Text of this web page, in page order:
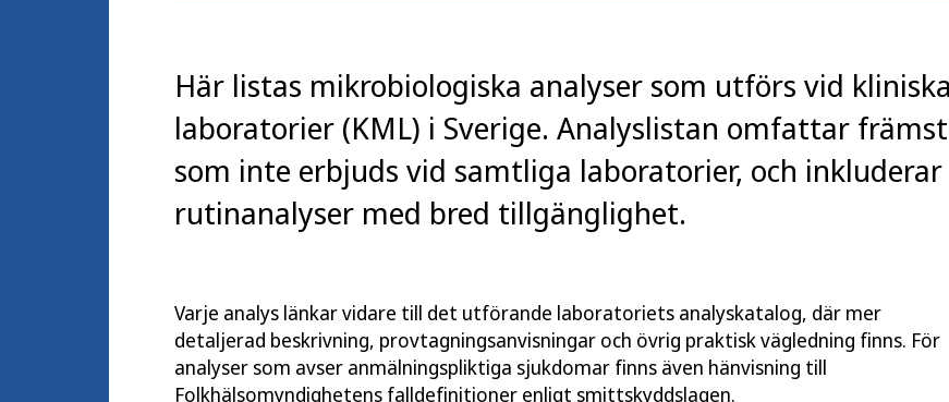
Här listas mikrobiologiska analyser som utförs vid
laboratorier (KML) i Sverige. Analyslistan omfattar
som inte erbjuds vid samtliga laboratorier, och
rutinanalyser med bred tillgänglighet.
Varje analys länkar vidare till det utförande laboratoriets analyskatalog, där mer
detaljerad beskrivning, provtagningsanvisningar och övrig praktisk vägledning finns. För
analyser som avser anmälningspliktiga sjukdomar finns även hänvisning till
Folkhälsomyndighetens falldefinitioner enligt smittskyddslagen.